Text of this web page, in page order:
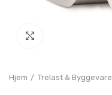
Hjem Trelast &